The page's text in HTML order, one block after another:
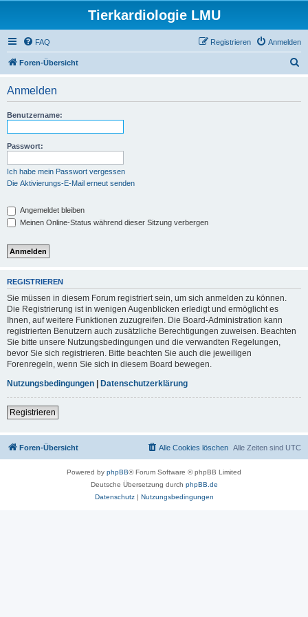
Tierkardiologie LMU
FAQ Anmelden
Registrieren
Foren-Übersicht
Anmelden
Benutzername:
Passwort:
Ich habe mein Passwort vergessen
Die Aktivierungs-E-Mail erneut senden
Angemeldet bleiben
Meinen Online-Status während dieser Sitzung verbergen
REGISTRIEREN
Sie müssen in diesem Forum registriert sein, um sich anmelden zu können.
Die Registrierung ist in wenigen Augenblicken erledigt und ermöglicht es
Ihnen, auf weitere Funktionen zuzugreifen. Die Board-Administration kann
registrierten Benutzern auch zusätzliche Berechtigungen zuweisen. Beachten
Sie bitte unsere Nutzungsbedingungen und die verwandten Regelungen,
bevor Sie sich registrieren. Bitte beachten Sie auch die jeweiligen
Forenregeln, wenn Sie sich in diesem Board bewegen.
Nutzungsbedingungen | Datenschutzerklärung
Registrieren
Foren-Übersicht Alle Zeiten sind UTC
Alle Cookies löschen
Powered by phpBB® Forum Software © phpBB Limited
Deutsche Übersetzung durch phpBB.de
Datenschutz| Nutzungsbedingungen